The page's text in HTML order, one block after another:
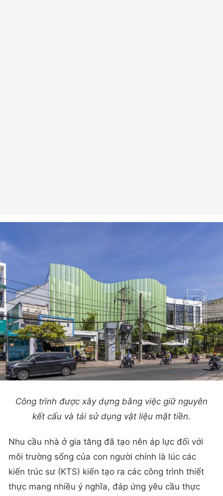
Công trình được xây dựng bằng việc giữ nguyên
kết cấu và tái sử dụng vật liệu mặt tiền.
Nhu cầu nhà ở gia tăng đã tạo nên áp lực đối với
môi trường sống của con người chính là lúc các
kiến trúc sư (KTS) kiến tạo ra các công trình thiết
thực mang nhiều ý nghĩa, đáp ứng yêu cầu thực